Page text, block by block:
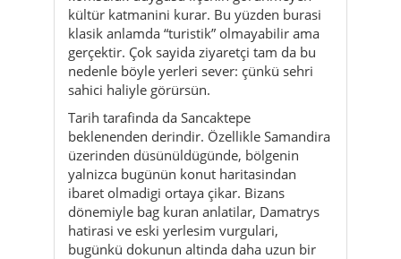
Tarih tarafinda da Sancaktepe
beklenenden derindir. Özellikle Samandira
üzerinden düsünüldügünde, bölgenin
yalnizca bugünün konut haritasindan
ibaret olmadigi ortaya çikar. Bizans
dönemiyle bag kuran anlatilar, Damatrys
hatirasi ve eski yerlesim vurgulari,
bugünkü dokunun altinda daha uzun bir
geçmis oldugunu hissettirir. Bu tarih her
yerde göz önünde durmaz; bazen sadece
bilgiyi bilince fark edilen sessiz bir derinlik
gibi kalir. Ama yine de ilçeye baska bir
gözle bakmana yeter.